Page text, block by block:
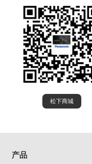
松下商城
产品